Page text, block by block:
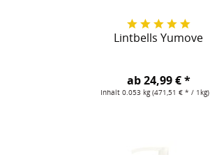
Lintbells Yumove
Inhalt0.053 kg(471,51 € * / 1kg)
ab 24,99 € *